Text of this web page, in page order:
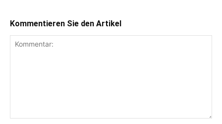
Kommentieren Sie den Artikel